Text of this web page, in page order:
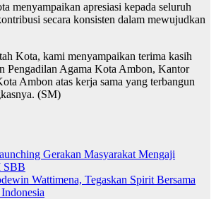
menyampaikan apresiasi kepada seluruh
secara konsisten dalam mewujudkan
Kota, kami menyampaikan terima kasih
Pengadilan Agama Kota Ambon, Kantor
Ambon atas kerja sama yang terbangun
(SM)
Gerakan Masyarakat Mengaji
SBB
Wattimena, Tegaskan Spirit Bersama